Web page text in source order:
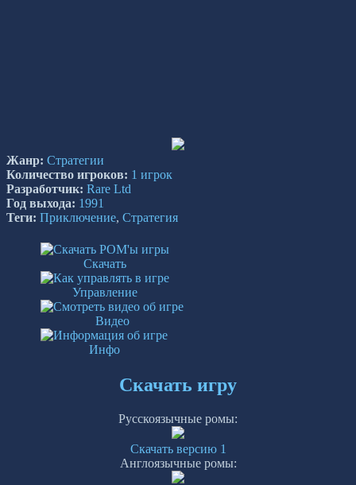
Жанр: Стратегии
Количество игроков: 1 игрок
Разработчик: Rare Ltd
Год выхода: 1991
Теги: Приключение, Стратегия
Скачать
Управление
Видео
Инфо
Скачать игру
Русскоязычные ромы:
Скачать версию 1
Англоязычные ромы: